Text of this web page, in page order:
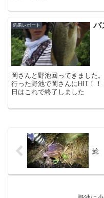
釣果レポート バ
岡さんと野池回ってきました
行った野池で岡さんにHIT！
日はこれで終了しました
鯰